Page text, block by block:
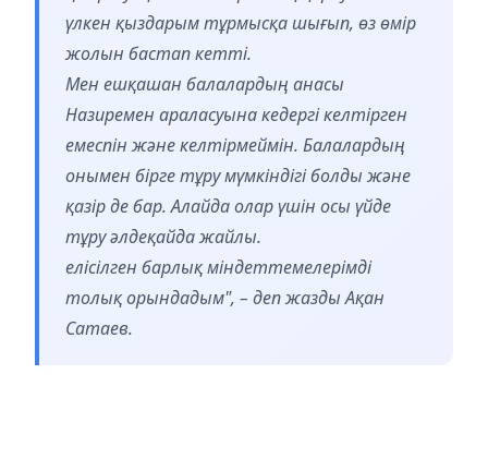
үлкен қыздарым тұрмысқа шығып, өз өмір
жолын бастап кетті.
Мен ешқашан балалардың анасы
Назиремен араласуына кедергі келтірген
емеспін және келтірмеймін. Балалардың
онымен бірге тұру мүмкіндігі болды және
қазір де бар. Алайда олар үшін осы үйде
тұру әлдеқайда жайлы.
елісілген барлық міндеттемелерімді
толық орындадым", – деп жазды Ақан
Сатаев.